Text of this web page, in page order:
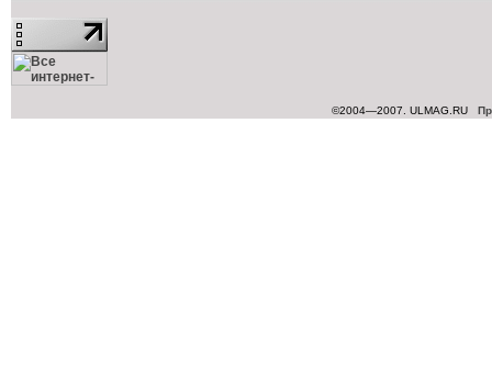
©2004—2007. ULMAG.RU